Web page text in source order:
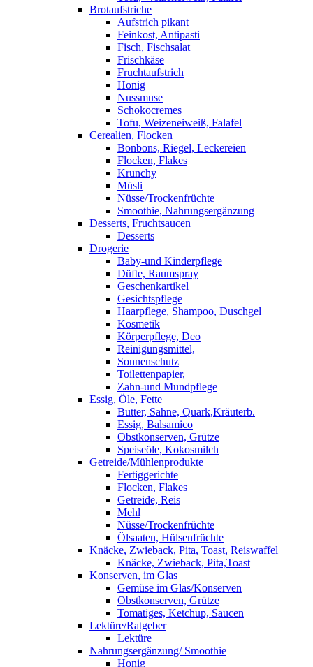
Brotaufstriche
Aufstrich pikant
Feinkost, Antipasti
Fisch, Fischsalat
Frischkäse
Fruchtaufstrich
Honig
Nussmuse
Schokocremes
Tofu, Weizeneiweiß, Falafel
Cerealien, Flocken
Bonbons, Riegel, Leckereien
Flocken, Flakes
Krunchy
Müsli
Nüsse/Trockenfrüchte
Smoothie, Nahrungsergänzung
Desserts, Fruchtsaucen
Desserts
Drogerie
Baby-und Kinderpflege
Düfte, Raumspray
Geschenkartikel
Gesichtspflege
Haarpflege, Shampoo, Duschgel
Kosmetik
Körperpflege, Deo
Reinigungsmittel,
Sonnenschutz
Toilettenpapier,
Zahn-und Mundpflege
Essig, Öle, Fette
Butter, Sahne, Quark,Kräuterb.
Essig, Balsamico
Obstkonserven, Grütze
Speiseöle, Kokosmilch
Getreide/Mühlenprodukte
Fertiggerichte
Flocken, Flakes
Getreide, Reis
Mehl
Nüsse/Trockenfrüchte
Ölsaaten, Hülsenfrüchte
Knäcke, Zwieback, Pita, Toast, Reiswaffel
Knäcke, Zwieback, Pita,Toast
Konserven, im Glas
Gemüse im Glas/Konserven
Obstkonserven, Grütze
Tomatiges, Ketchup, Saucen
Lektüre/Ratgeber
Lektüre
Nahrungsergänzung/ Smoothie
Honig